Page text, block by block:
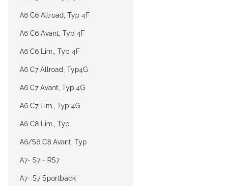
A6 C6 Allroad, Typ 4F
A6 C6 Avant, Typ 4F
A6 C6 Lim., Typ 4F
A6 C7 Allroad, Typ4G
A6 C7 Avant, Typ 4G
A6 C7 Lim., Typ 4G
A6 C8 Lim., Typ
A6/S6 C8 Avant, Typ
A7- S7 - RS7
A7- S7 Sportback